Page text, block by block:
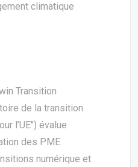
climatique
Transition
de la transition
l’UE") évalue
des PME
numérique et